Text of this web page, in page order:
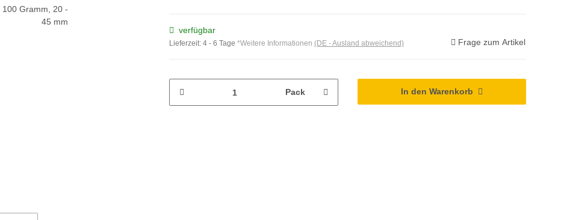
verfügbar
Lieferzeit: 4 - 6 Tage *Weitere Informationen (DE - Ausland abweichend) Frage zum Artikel
Pack In den Warenkorb